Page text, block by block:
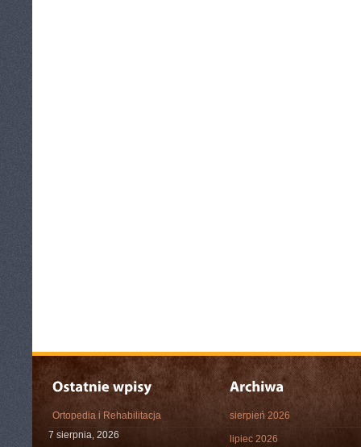
Ortopedia i Rehabilitacja
7 sierpnia, 2026
sierpień 2026
lipiec 2026